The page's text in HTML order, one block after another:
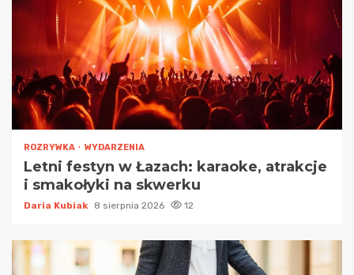
ROZRYWKA WYDARZENIA
Letni festyn w Łazach: karaoke, atrakcje
i smakołyki na skwerku
Daria Kubiak 8 sierpnia 2026 12